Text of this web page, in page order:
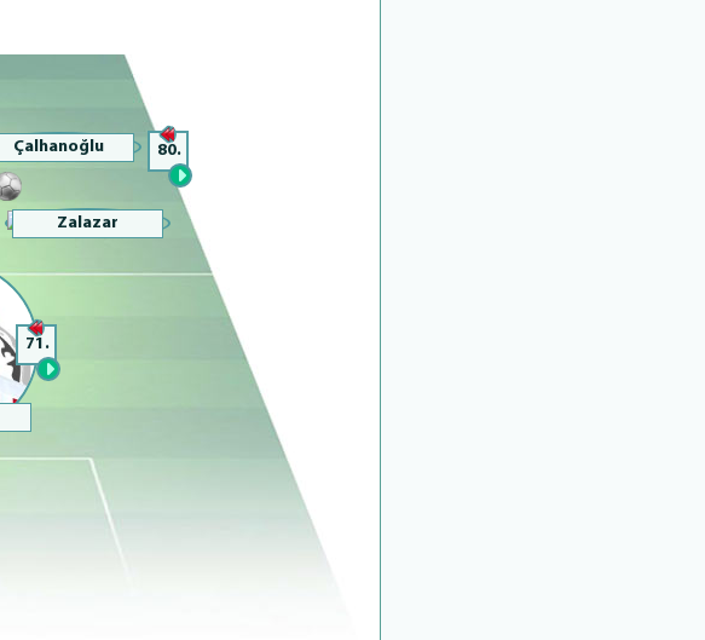
Çalhanoğlu 80.
Zalazar
71.